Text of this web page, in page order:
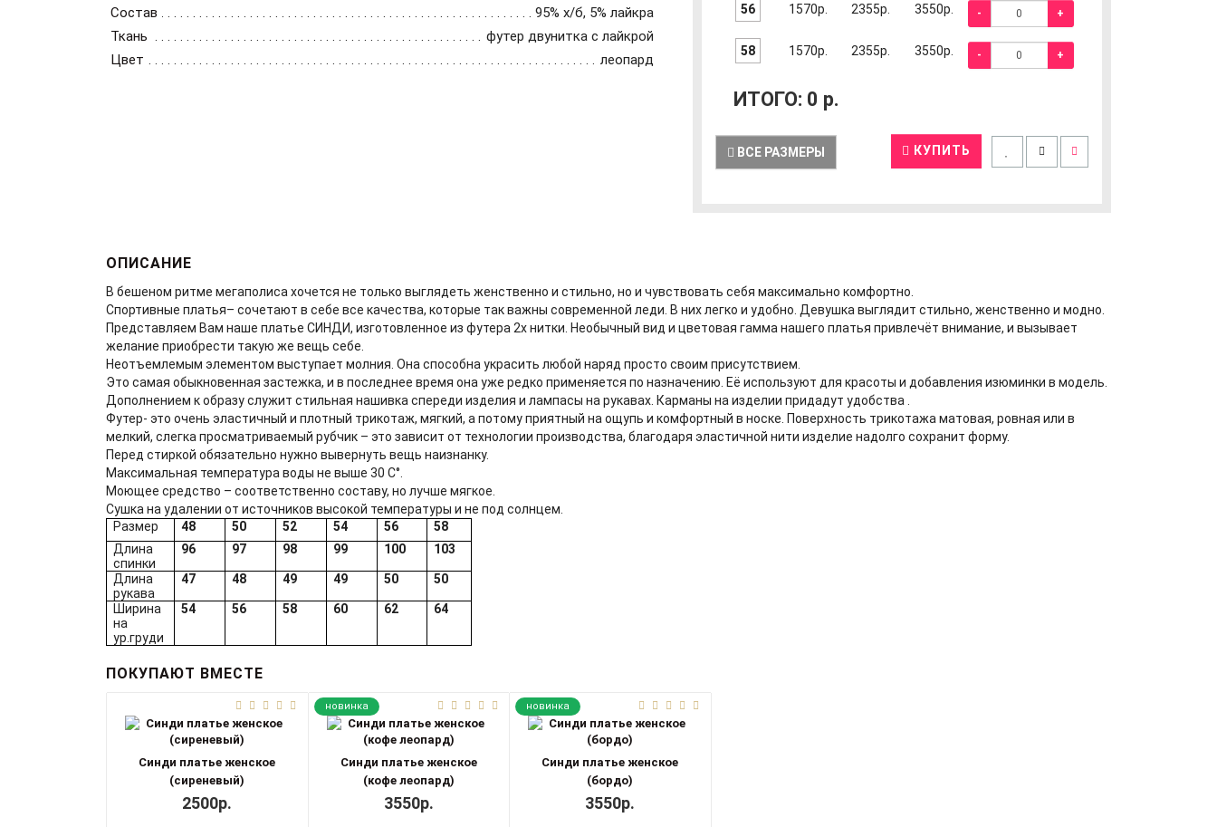
Состав
95% х/б, 5% лайкра
Ткань
футер двунитка с лайкрой
Цвет
леопард
56 1570р. 2355р. 3550р. - +
58 1570р. 2355р. 3550р. - +
ИТОГО: 0 р.
ВСЕ РАЗМЕРЫ КУПИТЬ
ОПИСАНИЕ
В бешеном ритме мегаполиса хочется не только выглядеть женственно и стильно, но и чувствовать себя максимально комфортно.
Спортивные платья– сочетают в себе все качества, которые так важны современной леди. В них легко и удобно. Девушка выглядит стильно, женственно и модно.
Представляем Вам наше платье СИНДИ, изготовленное из футера 2х нитки. Необычный вид и цветовая гамма нашего платья привлечёт внимание, и вызывает
желание приобрести такую же вещь себе.
Неотъемлемым элементом выступает молния. Она способна украсить любой наряд просто своим присутствием.
Это самая обыкновенная застежка, и в последнее время она уже редко применяется по назначению. Её используют для красоты и добавления изюминки в модель.
Дополнением к образу служит стильная нашивка спереди изделия и лампасы на рукавах. Карманы на изделии придадут удобства .
Футер- это очень эластичный и плотный трикотаж, мягкий, а потому приятный на ощупь и комфортный в носке. Поверхность трикотажа матовая, ровная или в
мелкий, слегка просматриваемый рубчик – это зависит от технологии производства, благодаря эластичной нити изделие надолго сохранит форму.
Перед стиркой обязательно нужно вывернуть вещь наизнанку.
Максимальная температура воды не выше 30 С°.
Моющее средство – соответственно составу, но лучше мягкое.
Сушка на удалении от источников высокой температуры и не под солнцем.
Размер
48 50 52 54 56
58
Длина
спинки
96 97 98 99 100 103
Длина
рукава
47 48 49 49 50 50
Ширина
на
ур.груди
54 56 58 60 62 64
ПОКУПАЮТ ВМЕСТЕ
Синди платье женское
(сиреневый)
2500р.
новинка
Синди платье женское
(кофе леопард)
3550р.
новинка
Синди платье женское
(бордо)
3550р.